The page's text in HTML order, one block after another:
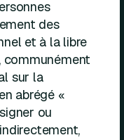
des
et à la libre
communément
sur la
abrégé «
ou